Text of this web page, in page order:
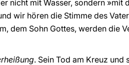
nicht mit Wasser, sondern »mit
wir hören die Stimme des
dem Sohn Gottes, werden die
. Sein Tod am Kreuz